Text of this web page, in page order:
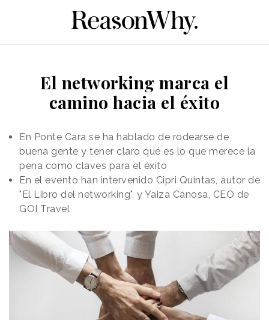
El networking marca el
camino hacia el éxito
En Ponte Cara se ha hablado de rodearse de
buena gente y tener claro qué es lo que merece la
pena como claves para el éxito
En el evento han intervenido Cipri Quintas, autor de
"El Libro del networking", y Yaiza Canosa, CEO de
GOI Travel